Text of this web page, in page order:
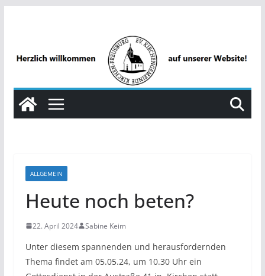
ALLGEMEIN
Heute noch beten?
22. April 2024 Sabine Keim
Unter diesem spannenden und herausfordernden
Thema findet am 05.05.24, um 10.30 Uhr ein